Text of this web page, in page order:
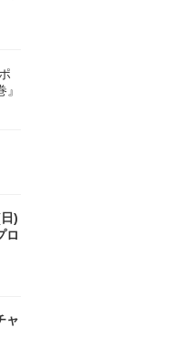
)
ロ
ャ